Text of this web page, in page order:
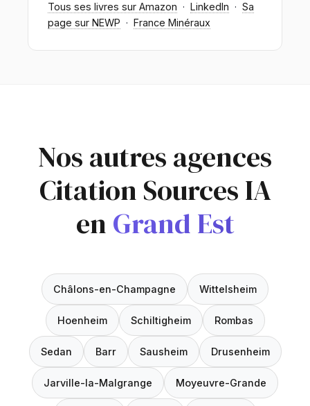
Tous ses livres sur Amazon · LinkedIn · Sa
page sur NEWP · France Minéraux
Nos autres agences
Citation Sources IA
en Grand Est
Châlons-en-Champagne Wittelsheim
Hoenheim Schiltigheim Rombas
Sedan Barr Sausheim Drusenheim
Jarville-la-Malgrange Moyeuvre-Grande